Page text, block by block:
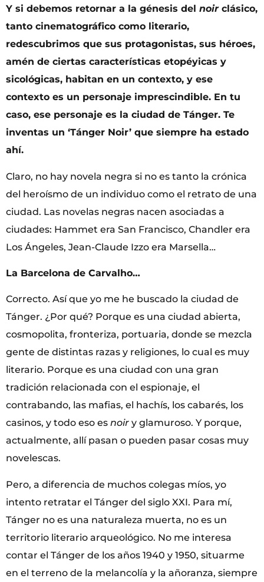
Y si debemos retornar a la génesis del noirclásico,
tanto cinematográfico como literario,
redescubrimos que sus protagonistas, sus héroes,
amén de ciertas características etopéyicas y
sicológicas, habitan en un contexto, y ese
contexto es un personaje imprescindible. En tu
caso, ese personaje es la ciudad de Tánger. Te
inventas un ‘Tánger Noir’ que siempre ha estado
ahí.
Claro, no hay novela negra si no es tanto la crónica
del heroísmo de un individuo como el retrato de una
ciudad. Las novelas negras nacen asociadas a
ciudades: Hammet era San Francisco, Chandler era
Los Ángeles, Jean-Claude Izzo era Marsella…
La Barcelona de Carvalho…
Correcto. Así que yo me he buscado la ciudad de
Tánger. ¿Por qué? Porque es una ciudad abierta,
cosmopolita, fronteriza, portuaria, donde se mezcla
gente de distintas razas y religiones, lo cual es muy
literario. Porque es una ciudad con una gran
tradición relacionada con el espionaje, el
contrabando, las mafias, el hachís, los cabarés, los
casinos, y todo eso es noir y glamuroso. Y porque,
actualmente, allí pasan o pueden pasar cosas muy
novelescas.
Pero, a diferencia de muchos colegas míos, yo
intento retratar el Tánger del siglo XXI. Para mí,
Tánger no es una naturaleza muerta, no es un
territorio literario arqueológico. No me interesa
contar el Tánger de los años 1940 y 1950, situarme
en el terreno de la melancolía y la añoranza, siempre